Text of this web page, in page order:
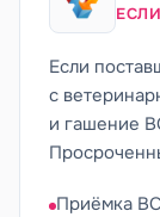
Если
с
и гашение
Приёмка